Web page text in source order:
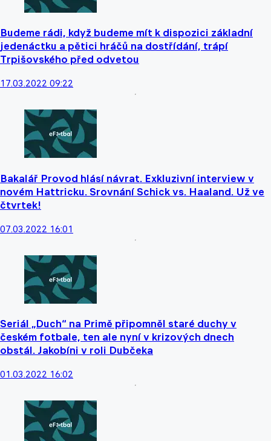
Budeme rádi, když budeme mít k dispozici základní
jedenáctku a pětici hráčů na dostřídání, trápí
Trpišovského před odvetou
17.03.2022 09:22
Bakalář Provod hlásí návrat. Exkluzivní interview v
novém Hattricku. Srovnání Schick vs. Haaland. Už ve
čtvrtek!
07.03.2022 16:01
Seriál „Duch“ na Primě připomněl staré duchy v
českém fotbale, ten ale nyní v krizových dnech
obstál. Jakobíni v roli Dubčeka
01.03.2022 16:02